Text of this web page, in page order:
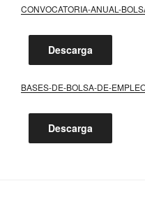
CONVOCATORIA-ANUAL-
Descarga
BASES-DE-BOLSA-DE-
Descarga